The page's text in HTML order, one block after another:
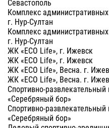
Севастополь
Комплекс
г. Нур-Султан
Комплекс
г. Нур-Султан
ЖК «ECO Life», г. Ижевск
ЖК «ECO Life», г. Ижевск
ЖК «ECO Life», Весна. г.
ЖК «ECO Life», Весна. г.
Спортивно-
«Серебряный бор»
Спортивно-
«Серебряный бор»